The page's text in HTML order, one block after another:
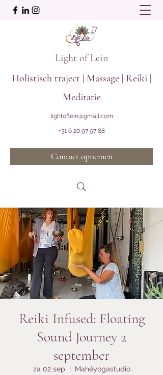
Light of Lein
Holistisch traject | Massage | Reiki |
Meditatie
lightoflein@gmail.com
+31 6 20 97 97 88
Contact opnemen
Reiki Infused: Floating
Sound Journey 2
september
za 02 sep
  |
Mahéyogastudio